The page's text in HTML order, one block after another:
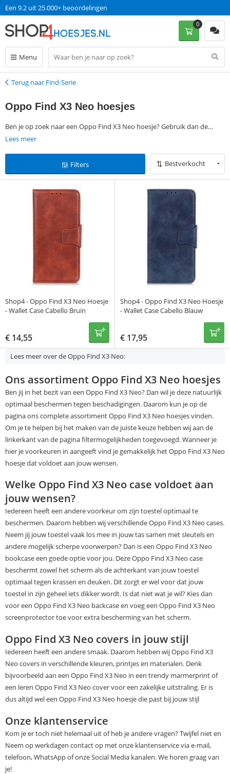
Een 9.2 uit 25.000+ beoordelingen
Menu
0
Terug
Terug naar Find-Serie
Oppo Find X3 Neo hoesjes
Ben je op zoek naar een Oppo Find X3 Neo hoesje? Gebruik dan de
filtermogelijkheden aan de linkerkant van deze pagina om jouw
werkdagen voor 13:00 en ontvang jouw Oppo Find X3 Neo cover de
volgende dag al, zonder verzendkosten.
Lees meer
Filters Bestverkocht
Shop4 - Oppo Find X3 Neo Hoesje
- Wallet Case Cabello Bruin
€ 14,55
Shop4 - Oppo Find X3 Neo Hoesje
- Wallet Case Cabello Blauw
€ 17,95
Lees meer over de Oppo Find X3 Neo:
Ons assortiment Oppo Find X3 Neo hoesjes
Ben jij in het bezit van een Oppo Find X3 Neo? Dan wil je deze natuurlijk
optimaal beschermen tegen beschadigingen. Daarom kun je op de
pagina ons complete assortiment Oppo Find X3 Neo hoesjes vinden.
Om je te helpen bij het maken van de juiste keuze hebben wij aan de
linkerkant van de pagina filtermogelijkheden toegevoegd. Wanneer je
hier je voorkeuren in aangeeft vind je gemakkelijk het Oppo Find X3 Neo
hoesje dat voldoet aan jouw wensen.
Welke Oppo Find X3 Neo case voldoet aan
jouw wensen?
Iedereen heeft een andere voorkeur om zijn toestel optimaal te
beschermen. Daarom hebben wij verschillende Oppo Find X3 Neo cases.
Neem jij jouw toestel vaak los mee in jouw tas samen met sleutels en
andere mogelijk scherpe voorwerpen? Dan is een Oppo Find X3 Neo
bookcase een goede optie voor jou. Deze Oppo Find X3 Neo case
beschermt zowel het scherm als de achterkant van jouw toestel
optimaal tegen krassen en deuken. Dit zorgt er wel voor dat jouw
toestel in zijn geheel iets dikker wordt. Is dat niet wat je wil? Kies dan
voor een Oppo Find X3 Neo backcase en voeg een Oppo Find X3 Neo
screenprotector toe voor extra bescherming van het scherm.
Oppo Find X3 Neo covers in jouw stijl
Iedereen heeft een andere smaak. Daarom hebben wij Oppo Find X3
Neo covers in verschillende kleuren, printjes en materialen. Denk
bijvoorbeeld aan een Oppo Find X3 Neo in een trendy marmerprint of
een leren Oppo Find X3 Neo cover voor een zakelijke uitstraling. Er is
dus altijd wel een Oppo Find X3 Neo hoesje die past bij jouw stijl
Onze klantenservice
Kom je er toch niet helemaal uit of heb je andere vragen? Twijfel niet en
Neem op werkdagen contact op met onze klantenservice via e-mail,
telefoon, WhatsApp of onze Social Media kanalen. We horen graag van
je!